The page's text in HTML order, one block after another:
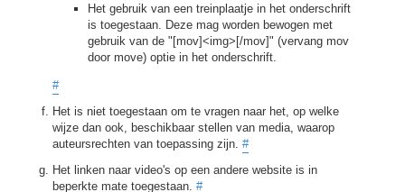
Het gebruik van een treinplaatje in het onderschrift
is toegestaan. Deze mag worden bewogen met
gebruik van de "[mov]<img>[/mov]" (vervang mov
door move) optie in het onderschrift.
#
Het is niet toegestaan om te vragen naar het, op welke
wijze dan ook, beschikbaar stellen van media, waarop
auteursrechten van toepassing zijn. #
Het linken naar video's op een andere website is in
beperkte mate toegestaan. #